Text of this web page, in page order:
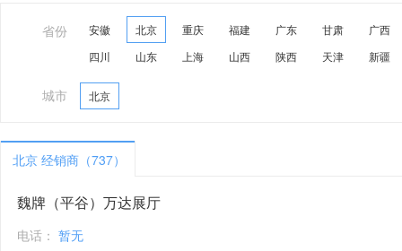
省份 安徽 北京 重庆 福建 广东 甘肃
广西
四川
山东 上海 山西 陕西 天津 新疆
城市 北京
北京 经销商（737）
魏牌（平谷）万达展厅
电话： 暂无